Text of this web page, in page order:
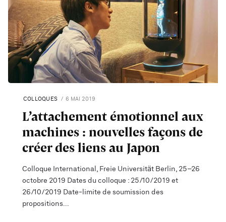
COLLOQUES 6 MAI 2019
L’attachement émotionnel aux
machines : nouvelles façons de
créer des liens au Japon
Colloque International, Freie Universität Berlin, 25–26
octobre 2019 Dates du colloque : 25/10/2019 et
26/10/2019 Date-limite de soumission des
propositions